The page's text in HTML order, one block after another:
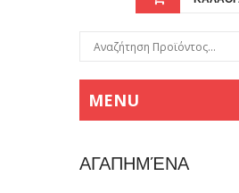
ΑΓΑΠΗΜΈΝΑ